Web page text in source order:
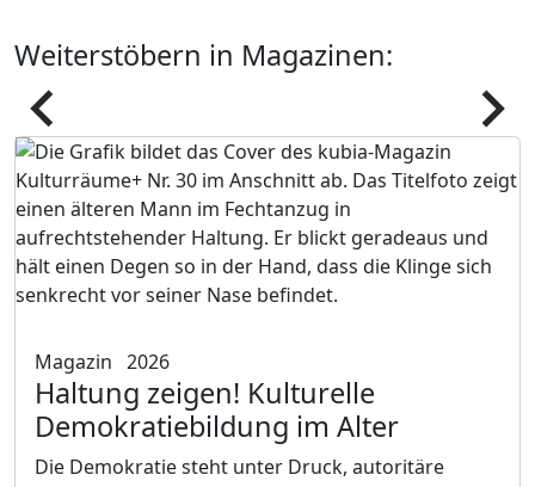
Weiterstöbern in Magazinen:
Pfeil Pfeil
Magazin 2026
Haltung zeigen! Kulturelle
Demokratiebildung im Alter
Die Demokratie steht unter Druck, autoritäre